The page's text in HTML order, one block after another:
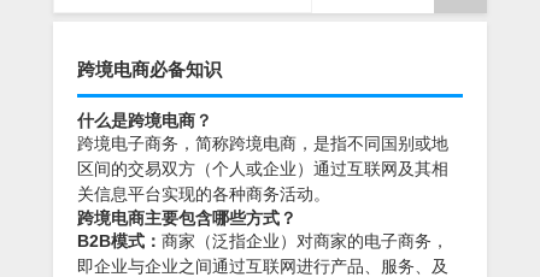
跨境电商必备知识
什么是跨境电商？
跨境电子商务，简称跨境电商，是指不同国别或地
区间的交易双方（个人或企业）通过互联网及其相
关信息平台实现的各种商务活动。
跨境电商主要包含哪些方式？
B2B模式： 商家（泛指企业）对商家的电子商务，
即企业与企业之间通过互联网进行产品、服务、及